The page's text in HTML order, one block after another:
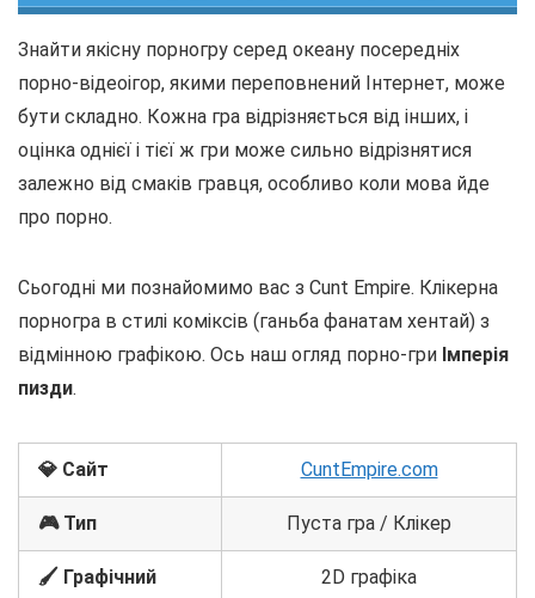
Знайти якісну порногру серед океану посередніх
порно-відеоігор, якими переповнений Інтернет, може
бути складно. Кожна гра відрізняється від інших, і
оцінка однієї і тієї ж гри може сильно відрізнятися
залежно від смаків гравця, особливо коли мова йде
про порно.
Сьогодні ми познайомимо вас з Cunt Empire. Клікерна
порногра в стилі коміксів (ганьба фанатам хентай) з
відмінною графікою. Ось наш огляд порно-гри Імперія
пизди.
💎 Сайт CuntEmpire.com
🎮 Тип Пуста гра / Клікер
🖌️ Графічний
2D графіка